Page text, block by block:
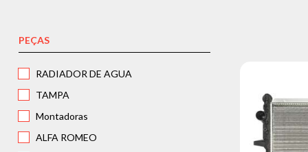
PEÇAS
RADIADOR DE AGUA
TAMPA
Montadoras
ALFA ROMEO